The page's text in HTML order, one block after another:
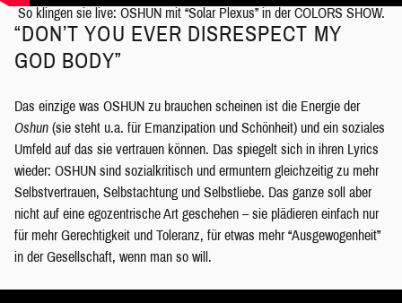
So klingen sie live: OSHUN mit “Solar Plexus” in der COLORS SHOW.
“DON’T YOU EVER DISRESPECT MY
GOD BODY”
Das einzige was OSHUN zu brauchen scheinen ist die Energie der
Oshun (sie steht u.a. für Emanzipation und Schönheit) und ein soziales
Umfeld auf das sie vertrauen können. Das spiegelt sich in ihren Lyrics
wieder: OSHUN sind sozialkritisch und ermuntern gleichzeitig zu mehr
Selbstvertrauen, Selbstachtung und Selbstliebe. Das ganze soll aber
nicht auf eine egozentrische Art geschehen – sie plädieren einfach nur
für mehr Gerechtigkeit und Toleranz, für etwas mehr “Ausgewogenheit”
in der Gesellschaft, wenn man so will.